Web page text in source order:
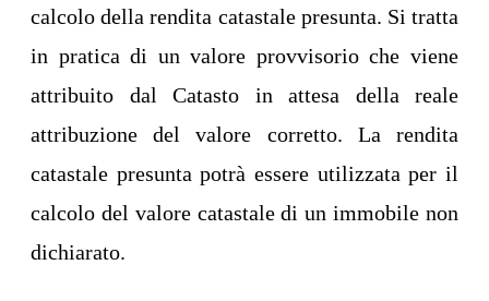
calcolo della rendita catastale presunta. Si tratta
in pratica di un valore provvisorio che viene
attribuito dal Catasto in attesa della reale
attribuzione del valore corretto. La rendita
catastale presunta potrà essere utilizzata per il
calcolo del valore catastale di un immobile non
dichiarato.